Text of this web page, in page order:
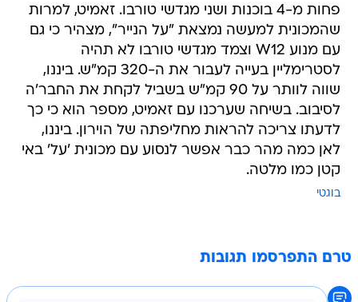
פחות מ-4 בוכנות ושני מגדשי טורבו. זאמיט, למרות
שהמכונית למעשה נמצאת "על הנייר", מצהיר כי גם
עם מנוע W12 וצמד מגדשי טורבו לא תהיה
לסטרימליין בעייה לעבור את ה-320 קמ"ש. ביננו,
שווה לוותר על 90 קמ"ש בשביל לקחת את החבר'ה
לסיבוב. בשיחה שערכנו עם זאמיט, מספר הוא כי כך
לדעתו צריכה להראות מחליפתה של הוירון. ביננו,
לאן כמה מהר כבר אפשר לנסוע עם מכונית 'על' באי
קטן כמו מלטה.
בוגטי
טרם התפרסמו תגובות